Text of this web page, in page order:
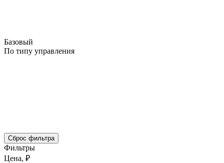
Базовый
По типу управления
Сброс фильтра
Фильтры
Цена, ₽